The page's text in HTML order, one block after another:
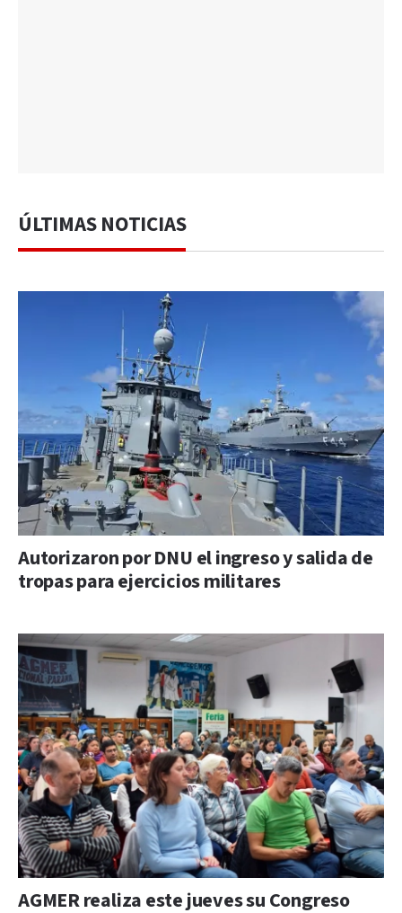
ÚLTIMAS NOTICIAS
Autorizaron por DNU el ingreso y salida de
tropas para ejercicios militares
AGMER realiza este jueves su Congreso